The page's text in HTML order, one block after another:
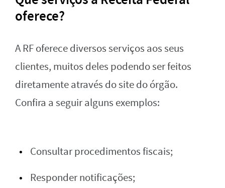
oferece?
A RF oferece diversos serviços aos seus
clientes, muitos deles podendo ser feitos
diretamente através do site do órgão.
Confira a seguir alguns exemplos:
Consultar procedimentos fiscais;
Responder notificações;